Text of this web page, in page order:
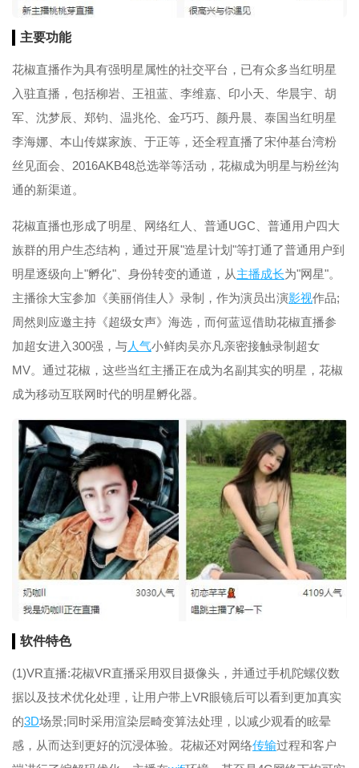
主要功能
花椒直播作为具有强明星属性的社交平台，已有众多当红明星
入驻直播，包括柳岩、王祖蓝、李维嘉、印小天、华晨宇、胡
军、沈梦辰、郑钧、温兆伦、金巧巧、颜丹晨、泰国当红明星
李海娜、本山传媒家族、于正等，还全程直播了宋仲基台湾粉
丝见面会、2016AKB48总选举等活动，花椒成为明星与粉丝沟
通的新渠道。
花椒直播也形成了明星、网络红人、普通UGC、普通用户四大
族群的用户生态结构，通过开展"造星计划"等打通了普通用户到
明星逐级向上"孵化"、身份转变的通道，从主播成长为"网星"。
主播徐大宝参加《美丽俏佳人》录制，作为演员出演影视作品;
周然则应邀主持《超级女声》海选，而何蓝逗借助花椒直播参
加超女进入300强，与人气小鲜肉吴亦凡亲密接触录制超女
MV。通过花椒，这些当红主播正在成为名副其实的明星，花椒
成为移动互联网时代的明星孵化器。
软件特色
(1)VR直播:花椒VR直播采用双目摄像头，并通过手机陀螺仪数
据以及技术优化处理，让用户带上VR眼镜后可以看到更加真实
的3D场景;同时采用渲染层畸变算法处理，以减少观看的眩晕
感，从而达到更好的沉浸体验。花椒还对网络传输过程和客户